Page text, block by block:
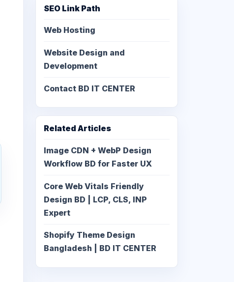
SEO Link Path
Web Hosting
Website Design and
Development
Contact BD IT CENTER
Related Articles
Image CDN + WebP Design
Workflow BD for Faster UX
Core Web Vitals Friendly
Design BD | LCP, CLS, INP
Expert
Shopify Theme Design
Bangladesh | BD IT CENTER